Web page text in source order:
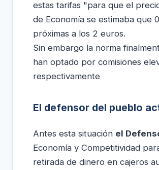
estas tarifas "para que el
de Economía se estimaba que
próximas a los 2 euros.
Sin embargo la norma
han optado por comisiones
respectivamente
El defensor del pueblo
Antes esta situación el
Economía y Competitividad
retirada de dinero en cajeros